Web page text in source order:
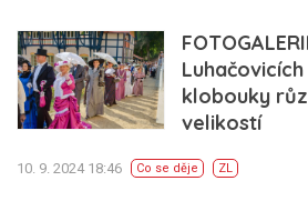
klobouky
velikostí
10. 9. 2024 18:46 Co se děje ZL